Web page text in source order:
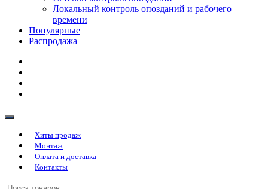
Локальный контроль опозданий и рабочего
времени
Популярные
Распродажа
Хиты продаж
Монтаж
Оплата и доставка
Контакты